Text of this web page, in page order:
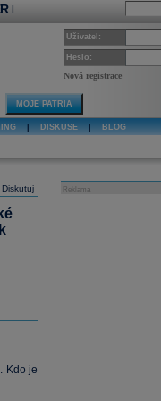
|
Uživatel:
Heslo:
Nová registrace
MOJE PATRIA
DISKUSE BLOG
Diskutuj
Kdo je
Reklama